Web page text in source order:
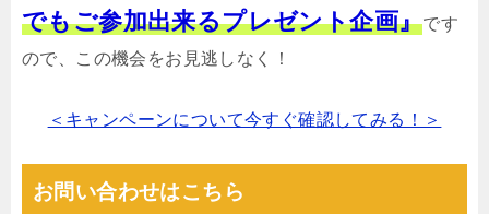
でもご参加出来るプレゼント企画』です
ので、この機会をお見逃しなく！
＜キャンペーンについて今すぐ確認してみる！＞
お問い合わせはこちら